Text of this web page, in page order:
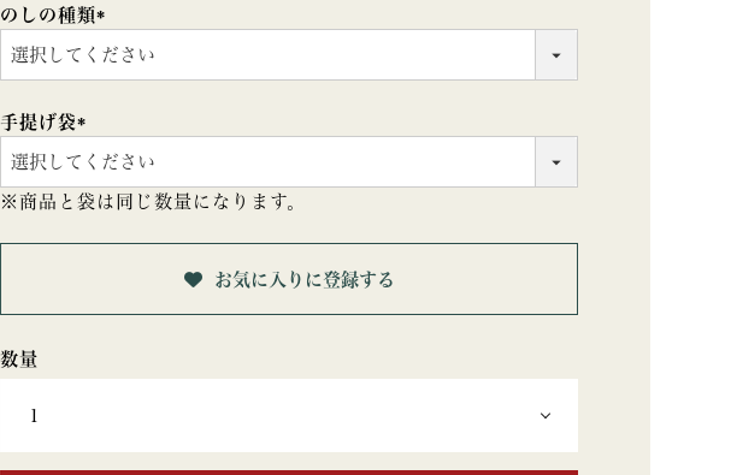
のしの種類
(必
須)
手提げ袋
(必
須)
※商品と袋は同じ数量になります。
お気に入りに登録する